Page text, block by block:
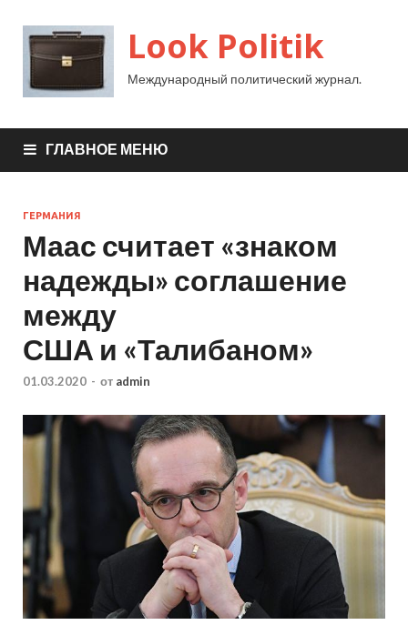
Look Politik
Международный политический журнал.
ГЛАВНОЕ МЕНЮ
ГЕРМАНИЯ
Маас считает «знаком
надежды» соглашение
между
США и «Талибаном»
01.03.2020 - от admin